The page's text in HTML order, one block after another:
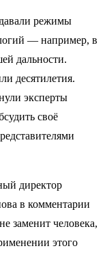
режимы
— например, в
дальности.
десятилетия.
эксперты
своё
директор
в комментарии
заменит человека,
этого